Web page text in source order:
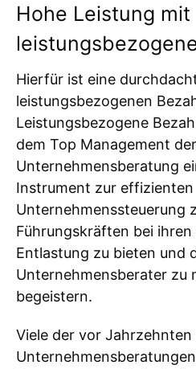
Hohe Leistung mit
Hierfür ist eine
leistungsbezogenen
Leistungsbezogene
dem Top Management der
Unternehmensberatung
Instrument zur effizienten
Unternehmenssteuerung
Führungskräften bei
Entlastung zu bieten und
Unternehmensberater zu
begeistern.
Viele der vor Jahrzehnten